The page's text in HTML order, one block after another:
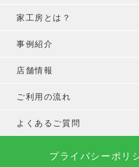
家工房とは？
事例紹介
店舗情報
ご利用の流れ
よくあるご質問
プライバシーポリ